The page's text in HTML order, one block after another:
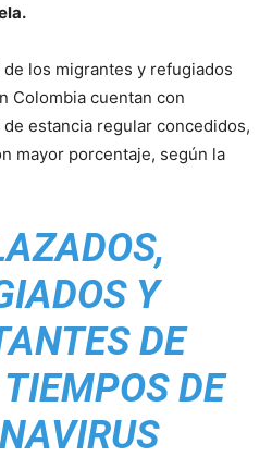
de los migrantes y refugiados
Colombia cuentan con
estancia regular concedidos,
mayor porcentaje, según la
Y
DE
DE